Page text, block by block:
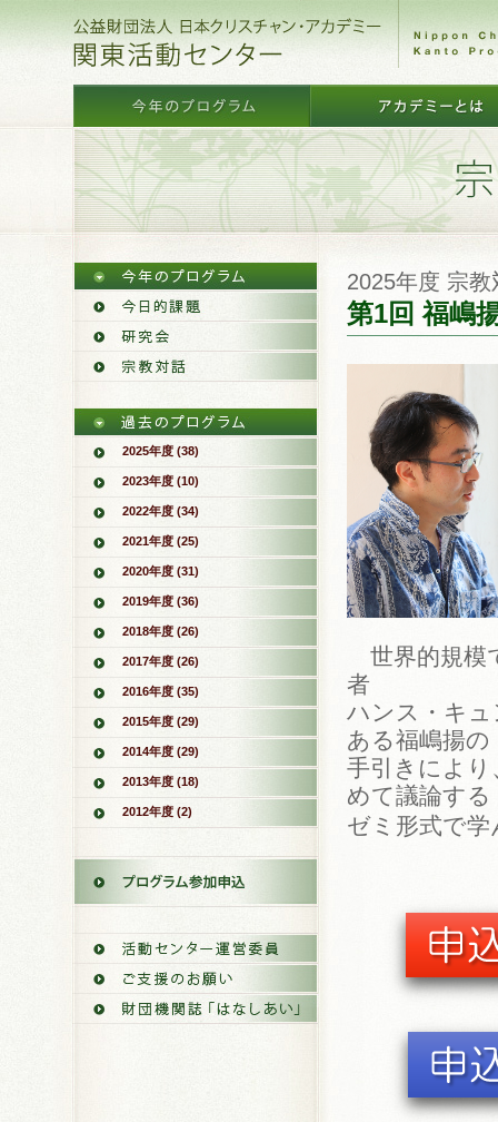
2025年度 (38)
2023年度 (10)
2022年度 (34)
2021年度 (25)
2020年度 (31)
2019年度 (36)
2018年度 (26)
2017年度 (26)
2016年度 (35)
2015年度 (29)
2014年度 (29)
2013年度 (18)
2012年度 (2)
2025年度 宗
第1回 福嶋
世界的規模
者
ハンス・キ
ある福嶋揚の
手引きにより
めて議論する
ゼミ形式で